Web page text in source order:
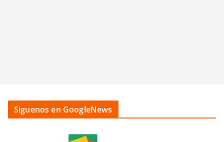
Siguenos en GoogleNews